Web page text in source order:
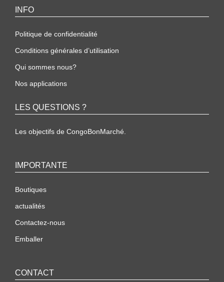
INFO
Politique de confidentialité
Conditions générales d’utilisation
Qui sommes nous?
Nos applications
LES QUESTIONS ?
Les objectifs de CongoBonMarché.
IMPORTANTE
Boutiques
actualités
Contactez-nous
Emballer
CONTACT